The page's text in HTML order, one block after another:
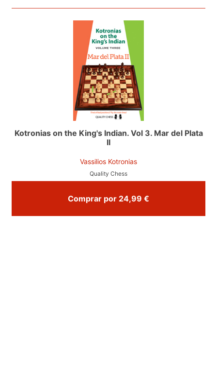
Kotronias on the King's Indian. Vol 3. Mar del Plata
II
Vassilios Kotronias
Quality Chess
Comprar por 24,99 €